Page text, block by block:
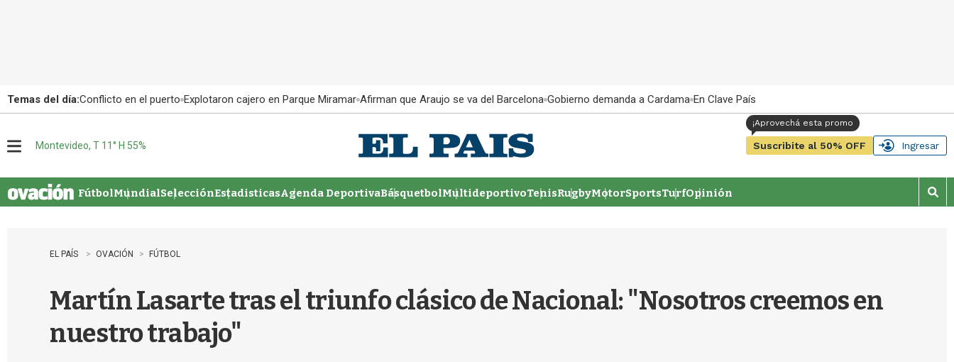
Temas del día:Conflicto en el puerto Explotaron cajero en Parque Miramar Afirman que Araujo se va del Barcelona Gobierno demanda a Cardama En Clave País
u
Montevideo, T 11° H 55% Suscribite al 50% OFF Ingresar
FútbolMundialSelecciónEstadisticasAgenda DeportivaBásquetbolMultideportivoTenisRugbyMotorSportsTurfOpinión
M
o
EL PAÍS OVACIÓN FÚTBOL
Martín Lasarte tras el triunfo clásico de Nacional: "Nosotros creemos en
nuestro trabajo"